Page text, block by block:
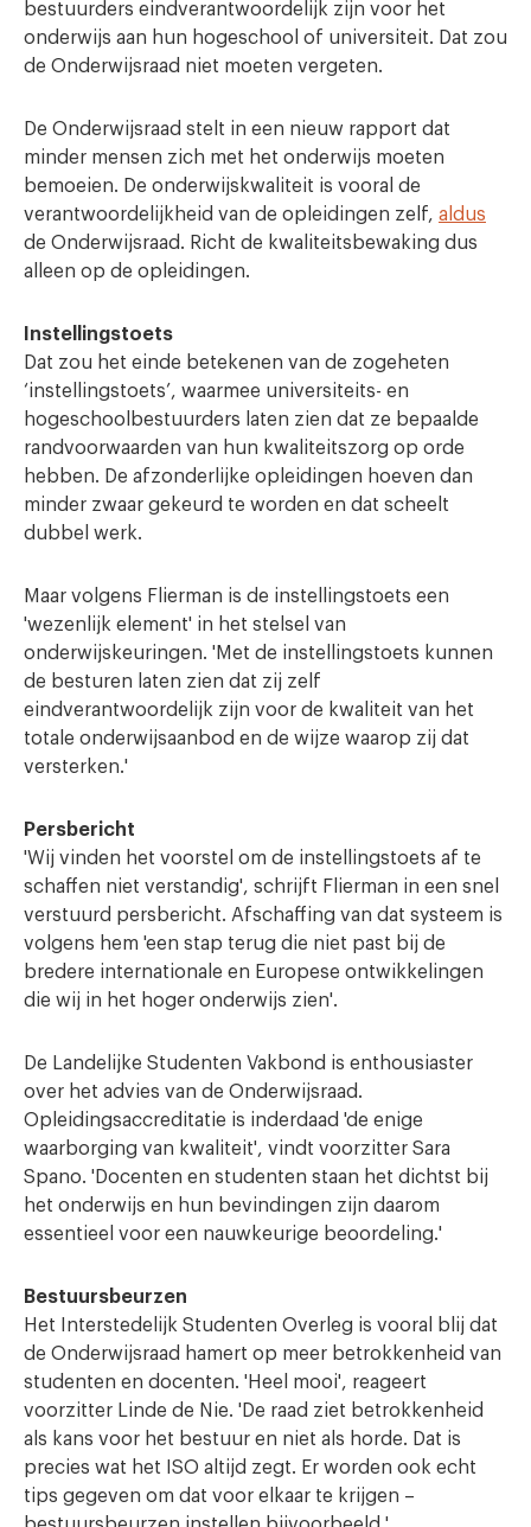
bestuurders eindverantwoordelijk zijn voor het
onderwijs aan hun hogeschool of universiteit. Dat zou
de Onderwijsraad niet moeten vergeten.
De Onderwijsraad stelt in een nieuw rapport dat
minder mensen zich met het onderwijs moeten
bemoeien. De onderwijskwaliteit is vooral de
verantwoordelijkheid van de opleidingen zelf, aldus
de Onderwijsraad. Richt de kwaliteitsbewaking dus
alleen op de opleidingen.
Instellingstoets
Dat zou het einde betekenen van de zogeheten
‘instellingstoets’, waarmee universiteits- en
hogeschoolbestuurders laten zien dat ze bepaalde
randvoorwaarden van hun kwaliteitszorg op orde
hebben. De afzonderlijke opleidingen hoeven dan
minder zwaar gekeurd te worden en dat scheelt
dubbel werk.
Maar volgens Flierman is de instellingstoets een
'wezenlijk element' in het stelsel van
onderwijskeuringen. 'Met de instellingstoets kunnen
de besturen laten zien dat zij zelf
eindverantwoordelijk zijn voor de kwaliteit van het
totale onderwijsaanbod en de wijze waarop zij dat
versterken.'
Persbericht
'Wij vinden het voorstel om de instellingstoets af te
schaffen niet verstandig', schrijft Flierman in een snel
verstuurd persbericht. Afschaffing van dat systeem is
volgens hem 'een stap terug die niet past bij de
bredere internationale en Europese ontwikkelingen
die wij in het hoger onderwijs zien'.
De Landelijke Studenten Vakbond is enthousiaster
over het advies van de Onderwijsraad.
Opleidingsaccreditatie is inderdaad 'de enige
waarborging van kwaliteit', vindt voorzitter Sara
Spano. 'Docenten en studenten staan het dichtst bij
het onderwijs en hun bevindingen zijn daarom
essentieel voor een nauwkeurige beoordeling.'
Bestuursbeurzen
Het Interstedelijk Studenten Overleg is vooral blij dat
de Onderwijsraad hamert op meer betrokkenheid van
studenten en docenten. 'Heel mooi', reageert
voorzitter Linde de Nie. 'De raad ziet betrokkenheid
als kans voor het bestuur en niet als horde. Dat is
precies wat het ISO altijd zegt. Er worden ook echt
tips gegeven om dat voor elkaar te krijgen –